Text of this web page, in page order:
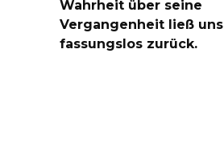
Wahrheit über seine
Vergangenheit ließ uns
fassungslos zurück.